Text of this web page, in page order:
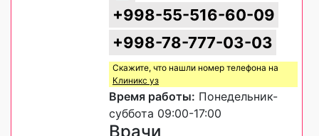
+998-55-516-60-09
+998-78-777-03-03
Скажите, что нашли номер телефона на
Клиникс уз
Время работы: Понедельник-
суббота 09:00-17:00
Врачи